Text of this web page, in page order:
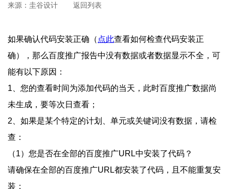
来源： 圭谷设计 返回列表
如果确认代码安装正确（ 点此查看如何检查代码安装正
确），那么百度推广报告中没有数据或者数据显示不全，可
能有以下原因：
1、您的查看时间为添加代码的当天，此时百度推广数据尚
未生成，要等次日查看；
2、如果是某个特定的计划、单元或关键词没有数据，请检
查：
（1）您是否在全部的百度推广URL中安装了代码？
请确保在全部的百度推广URL都安装了代码，且不能重复安
装；